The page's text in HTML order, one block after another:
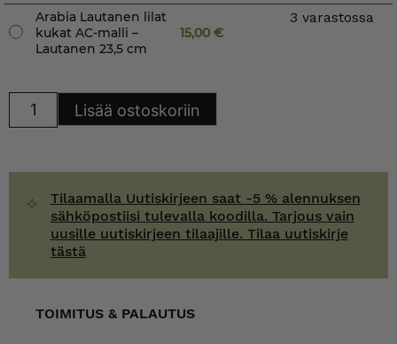
Arabia Lautanen lilat
kukat AC-malli –
Lautanen 23,5 cm
15,00€
3 varastossa
Lautanen
Lisää ostoskoriin
Tilaamalla Uutiskirjeen saat -5 % alennuksen
sähköpostiisi tulevalla koodilla. Tarjous vain
uusille uutiskirjeen tilaajille. Tilaa uutiskirje
tästä
TOIMITUS & PALAUTUS